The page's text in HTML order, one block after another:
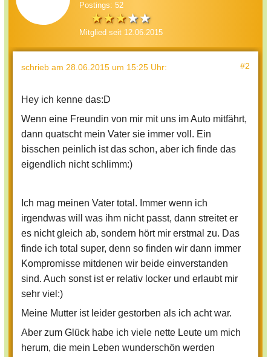
Postings: 52
Mitglied seit 12.06.2015
schrieb am 28.06.2015 um 15:25 Uhr: #2
Hey ich kenne das:D
Wenn eine Freundin von mir mit uns im Auto mitfährt,
dann quatscht mein Vater sie immer voll. Ein
bisschen peinlich ist das schon, aber ich finde das
eigendlich nicht schlimm:)
Ich mag meinen Vater total. Immer wenn ich
irgendwas will was ihm nicht passt, dann streitet er
es nicht gleich ab, sondern hört mir erstmal zu. Das
finde ich total super, denn so finden wir dann immer
Kompromisse mitdenen wir beide einverstanden
sind. Auch sonst ist er relativ locker und erlaubt mir
sehr viel:)
Meine Mutter ist leider gestorben als ich acht war.
Aber zum Glück habe ich viele nette Leute um mich
herum, die mein Leben wunderschön werden